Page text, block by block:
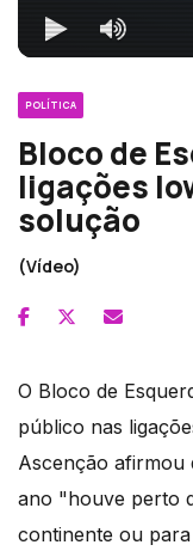
POLÍTICA
Bloco de
ligações
solução
(Vídeo)
O Bloco de
público nas
Ascenção afirmou
ano "houve perto
continente ou